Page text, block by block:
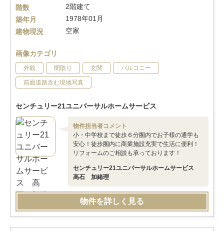
階数
2階建て
築年月
1978年01月
建物現況
空家
画像カテゴリ
外観 間取り 玄関 バルコニー
前面道路含む現地写真
センチュリー21ユニバーサルホームサービス
物件担当者コメント
小・中学校まで徒歩６分圏内でお子様の通学も
安心！徒歩圏内に商業施設充実で生活に便利！
リフォームのご相談も承っております！
センチュリー21ユニバーサルホームサービス
高石 加緒理
物件を詳しく見る